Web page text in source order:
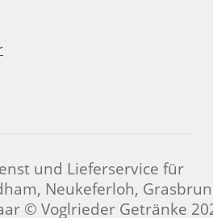
und Lieferservice für
Neukeferloh,
© Voglrieder Getränke